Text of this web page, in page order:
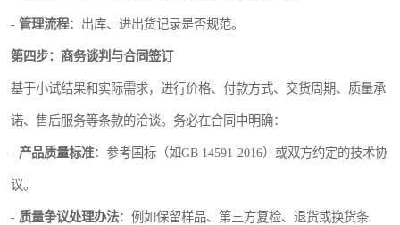
- 管理流程：出库、进出货记录是否规范。
第四步：商务谈判与合同签订
基于小试结果和实际需求，进行价格、付款方式、交货周期、质量承
诺、售后服务等条款的洽谈。务必在合同中明确：
- 产品质量标准：参考国标（如GB 14591-2016）或双方约定的技术协
议。
- 质量争议处理办法：例如保留样品、第三方复检、退货或换货条